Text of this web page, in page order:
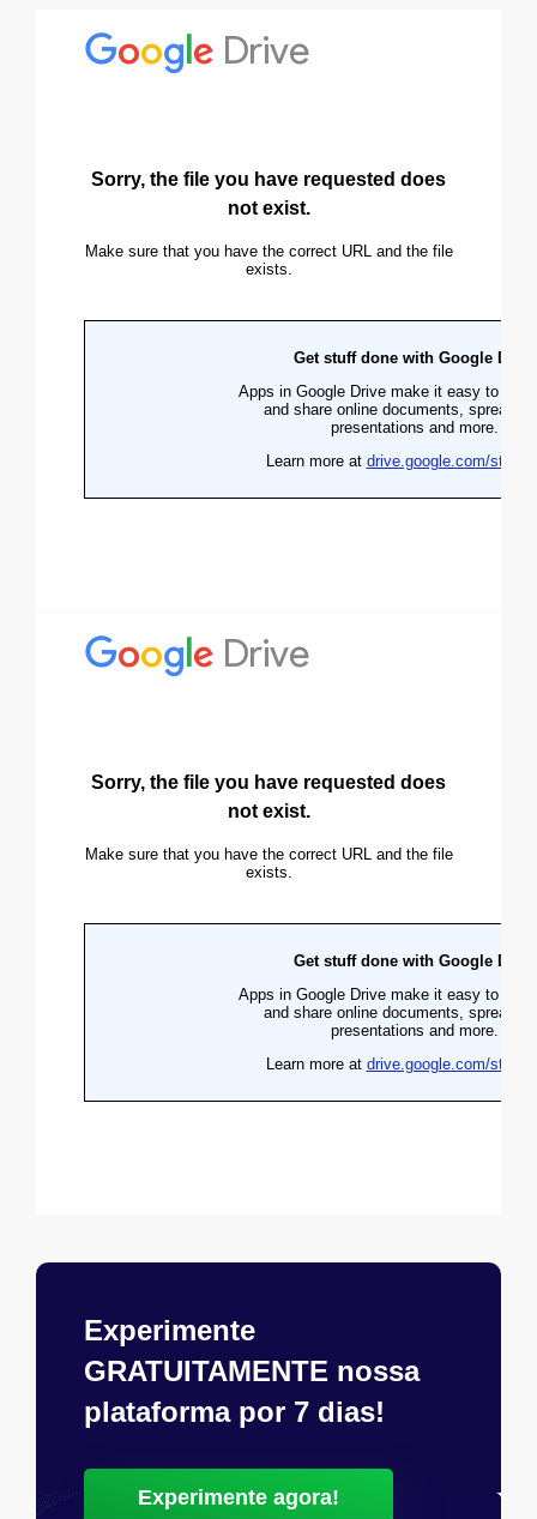
Experimente
GRATUITAMENTE nossa
plataforma por 7 dias!
Experimente agora!